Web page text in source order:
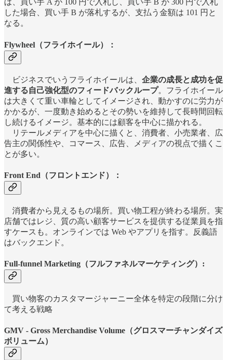
ば、買い手 A が 100 円で入札し、買い手 B が 300 円で入札
した場合、買い手 B が落札するが、支払う金額は 101 円と
なる。
Flywheel（フライホイール）：
ビジネスでいうフライホイールは、 企業の成長と成功を促
進する自己強化型のフィードバックループ。フライホイール
は大きくて重い車輪としてイメージされ、動かすのに労力が
かかるが、一度動き始めるとその勢いを維持して長時間回転
し続けるイメージ。基本的には顧客を中心に描かれる。
リテールメディアを中心に描くと、消費者、小売業者、広
告主の関係性や、コマース、広告、メディアの視点で描くこ
とが多い。
Front End（フロントエンド）：
消費者から見えるもの場所。買い物工程が終わる場所。実
店舗ではレジ、質の高い顧客サービスを提供する従業員を指
すケースも。オンラインでは Web やアプリを指す。反義語
はバックエンド。
Full-funnel Marketing（フルファネルマーケティング）:
買い物客のカスタマージャーニー全体を特定の段階に分け
て考える戦略
GMV - Gross Merchandise Volume（グロスマーチャンダイズ
ボリューム）